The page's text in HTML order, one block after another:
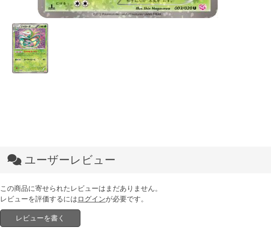
ユーザーレビュー
この商品に寄せられたレビューはまだありません。
レビューを評価するにはログインが必要です。
レビューを書く